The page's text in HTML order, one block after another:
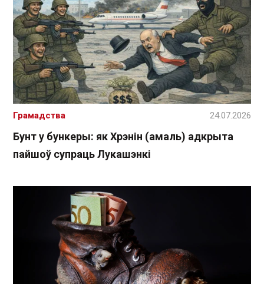
Бунт у бункеры: як Хрэнін (амаль) адкрыта
пайшоў супраць Лукашэнкі
Грамадства 24.07.2026